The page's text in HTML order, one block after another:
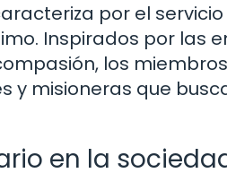
por el
Inspirados por las
los
y misioneras que
en la